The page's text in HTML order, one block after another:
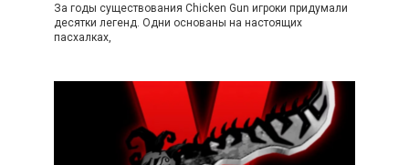
За годы существования Chicken Gun игроки придумали
десятки легенд. Одни основаны на настоящих
пасхалках,